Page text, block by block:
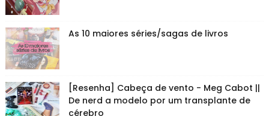
As 10 maiores séries/sagas de livros
[Resenha] Cabeça de vento - Meg Cabot ||
De nerd a modelo por um transplante de
cérebro